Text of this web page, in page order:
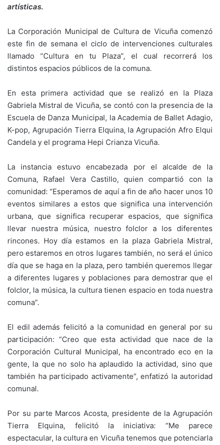
artísticas.
La Corporación Municipal de Cultura de Vicuña comenzó
este fin de semana el ciclo de intervenciones culturales
llamado “Cultura en tu Plaza”, el cual recorrerá los
distintos espacios públicos de la comuna.
En esta primera actividad que se realizó en la Plaza
Gabriela Mistral de Vicuña, se contó con la presencia de la
Escuela de Danza Municipal, la Academia de Ballet Adagio,
K-pop, Agrupación Tierra Elquina, la Agrupación Afro Elqui
Candela y el programa Hepi Crianza Vicuña.
La instancia estuvo encabezada por el alcalde de la
Comuna, Rafael Vera Castillo, quien compartió con la
comunidad: “Esperamos de aquí a fin de año hacer unos 10
eventos similares a estos que significa una intervención
urbana, que significa recuperar espacios, que significa
llevar nuestra música, nuestro folclor a los diferentes
rincones. Hoy día estamos en la plaza Gabriela Mistral,
pero estaremos en otros lugares también, no será el único
día que se haga en la plaza, pero también queremos llegar
a diferentes lugares y poblaciones para demostrar que el
folclor, la música, la cultura tienen espacio en toda nuestra
comuna”.
El edil además felicitó a la comunidad en general por su
participación: “Creo que esta actividad que nace de la
Corporación Cultural Municipal, ha encontrado eco en la
gente, la que no solo ha aplaudido la actividad, sino que
también ha participado activamente”, enfatizó la autoridad
comunal.
Por su parte Marcos Acosta, presidente de la Agrupación
Tierra Elquina, felicitó la iniciativa: “Me parece
espectacular, la cultura en Vicuña tenemos que potenciarla